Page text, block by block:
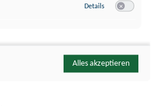
Details zu YouTube
Alles akzeptieren